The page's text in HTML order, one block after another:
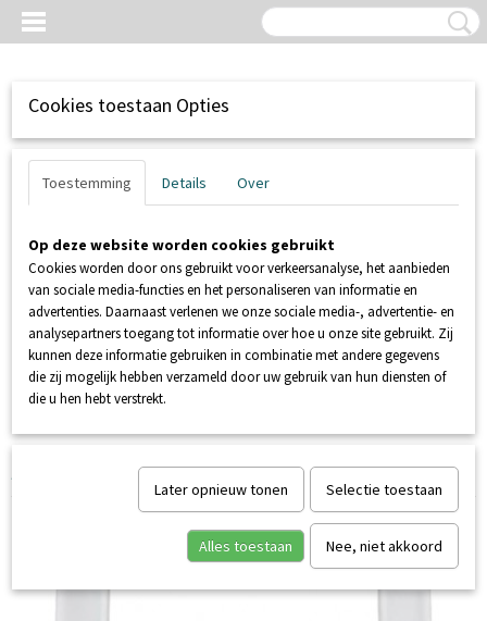
Inloggen Registreren
UW WINKELWAGEN
AMP34113307 Sanicombi brugstuk
Cookies toestaan Opties
Toestemming Details Over
Op deze website worden cookies gebruikt
Cookies worden door ons gebruikt voor verkeersanalyse, het aanbieden
van sociale media-functies en het personaliseren van informatie en
advertenties. Daarnaast verlenen we onze sociale media-, advertentie- en
analysepartners toegang tot informatie over hoe u onze site gebruikt. Zij
kunnen deze informatie gebruiken in combinatie met andere gegevens
die zij mogelijk hebben verzameld door uw gebruik van hun diensten of
die u hen hebt verstrekt.
Later opnieuw tonen Selectie toestaan
Alles toestaan Nee, niet akkoord